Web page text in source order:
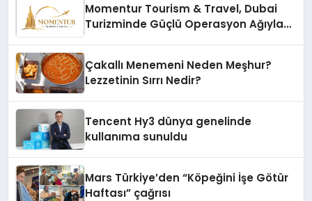
Momentur Tourism & Travel, Dubai
Turizminde Güçlü Operasyon Ağıyla
Çakallı Menemeni Neden Meşhur?
Lezzetinin Sırrı Nedir?
Tencent Hy3 dünya genelinde
kullanıma sunuldu
Mars Türkiye’den “Köpeğini İşe Götür
Haftası” çağrısı